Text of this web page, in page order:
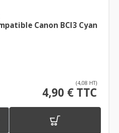
Canon BCI3 Cyan
(4,08 HT)
4,90 € TTC